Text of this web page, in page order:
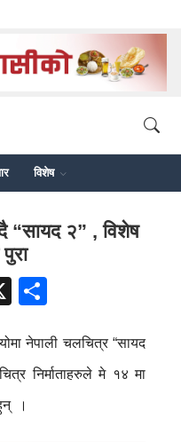
विशेष
“सायद २” , विशेष
X
नेपाली चलचित्र “सायद
निर्माताहरुले मे १४ मा
।